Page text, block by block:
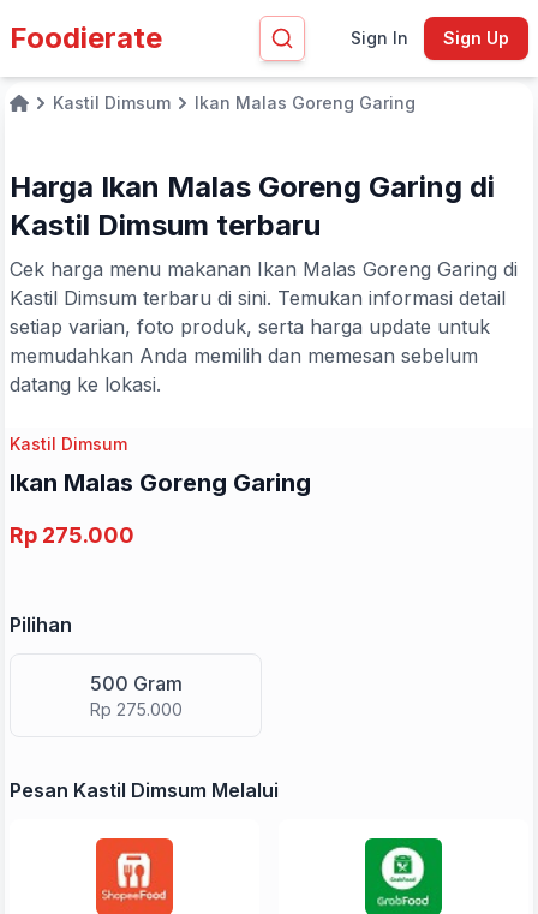
Foodierate Sign In Sign Up
HomeKastil Dimsum Ikan Malas Goreng Garing
Harga Ikan Malas Goreng Garing di
Kastil Dimsum terbaru
Cek harga menu makanan Ikan Malas Goreng Garing di
Kastil Dimsum terbaru di sini. Temukan informasi detail
setiap varian, foto produk, serta harga update untuk
memudahkan Anda memilih dan memesan sebelum
datang ke lokasi.
Kastil Dimsum
Ikan Malas Goreng Garing
Rp 275.000
Pilihan
500 Gram
Rp 275.000
Pesan Kastil Dimsum Melalui